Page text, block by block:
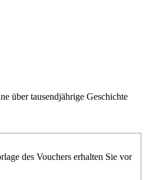
über tausendjährige Geschichte
des Vouchers erhalten Sie vor